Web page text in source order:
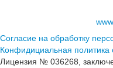
Согласие на обработку
Конфидициальная
Лицензия № 036268,